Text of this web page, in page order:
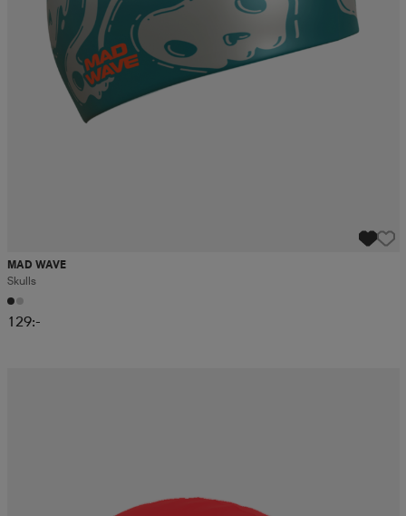
MAD WAVE
Skulls
129:-